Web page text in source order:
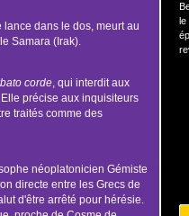
le
dans le dos, meurt au
Samara (Irak).
corde, qui interdit aux
précise aux inquisiteurs
traités comme des
néoplatonicien Gémiste
directe entre les Grecs de
d'être arrêté pour hérésie.